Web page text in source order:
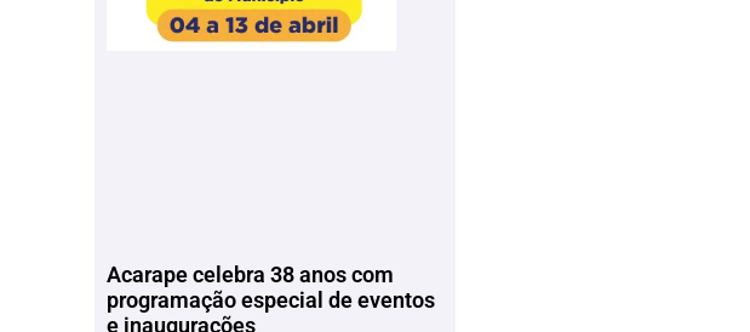
Acarape celebra 38 anos com
programação especial de eventos
e inaugurações